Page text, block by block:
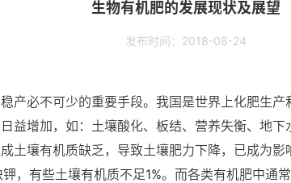
生物有机肥的发展现状及展望
发布时间：2018-08-24
产必不可少的重要手段。我国是世界上化肥生
益增加，如：土壤酸化、板结、营养失衡、地
土壤有机质缺乏，导致土壤肥力下降，已成为
，有些土壤有机质不足1%。而各类有机肥中